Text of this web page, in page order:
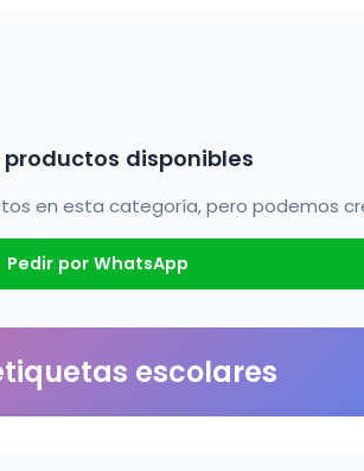
productos disponibles
en esta categoría, pero podemos
Pedir por WhatsApp
escolares